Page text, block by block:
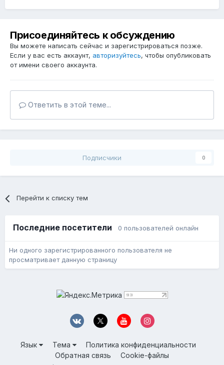
Присоединяйтесь к обсуждению
Вы можете написать сейчас и зарегистрироваться позже.
Если у вас есть аккаунт, авторизуйтесь, чтобы опубликовать
от имени своего аккаунта.
Ответить в этой теме...
Подписчики 0
Перейти к списку тем
Последние посетители 0 пользователей онлайн
Ни одного зарегистрированного пользователя не
просматривает данную страницу
Язык Тема
Политика конфиденциальности
Обратная связь
Cookie-файлы